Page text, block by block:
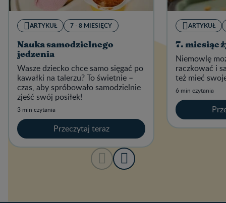
ARTYKUŁ 7 - 8 MIESIĘCY
Nauka samodzielnego
jedzenia
Wasze dziecko chce samo sięgać po
kawałki na talerzu? To świetnie –
czas, aby spróbowało samodzielnie
zjeść swój posiłek!
3 min czytania
Przeczytaj teraz
ARTYKUŁ
7. miesiąc
Niemowlę
raczkować i
też mieć
6 min czytania